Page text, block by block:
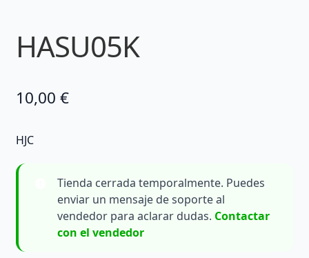
HASU05K
10,00 €
HJC
Tienda cerrada temporalmente. Puedes
enviar un mensaje de soporte al
vendedor para aclarar dudas. Contactar
con el vendedor